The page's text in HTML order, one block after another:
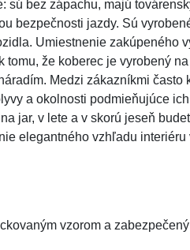
bez zápachu, majú
bezpečnosti jazdy. Sú
Umiestnenie zakúpeného
že koberec je vyrobený
Medzi zákazníkmi
a okolnosti podmieňujúce
jar, v lete a v skorú jeseň
elegantného vzhľadu interiéru
vzorom a